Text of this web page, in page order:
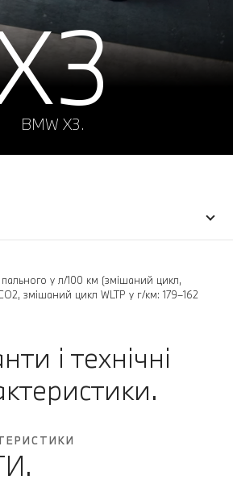
BMW X3.
у л/100 км (змішаний цикл,
змішаний цикл WLTP у г/км: 179–162
і технічні